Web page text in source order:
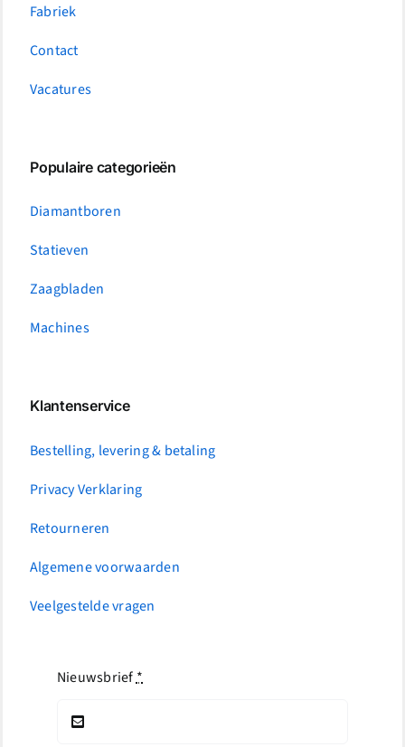
Fabriek
Contact
Vacatures
Populaire categorieën
Diamantboren
Statieven
Zaagbladen
Machines
Klantenservice
Bestelling, levering & betaling
Privacy Verklaring
Retourneren
Algemene voorwaarden
Veelgestelde vragen
Nieuwsbrief*